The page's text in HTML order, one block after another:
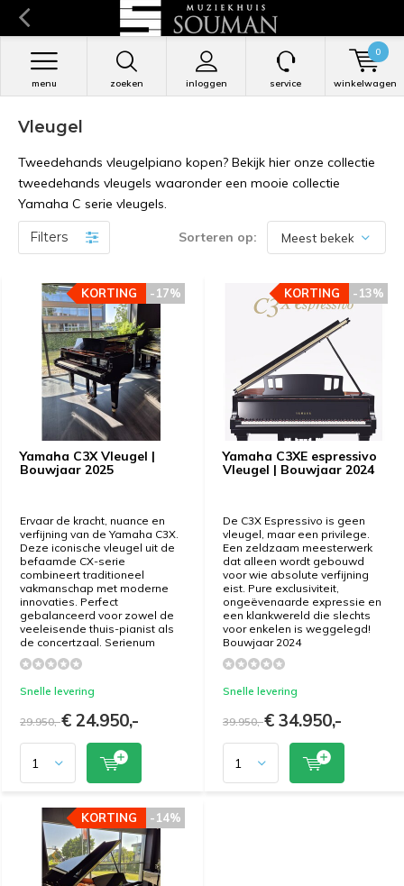
zoeken inloggen
menu service winkelwagen
0
Vleugel
Tweedehands vleugelpiano kopen? Bekijk hier onze collectie
tweedehands vleugels waaronder een mooie collectie
Yamaha C serie vleugels.
Filters Sorteren op:
Yamaha C3X Vleugel |
Bouwjaar 2025
Ervaar de kracht, nuance en
verfijning van de Yamaha C3X.
Deze iconische vleugel uit de
befaamde CX-serie
combineert traditioneel
vakmanschap met moderne
innovaties. Perfect
gebalanceerd voor zowel de
veeleisende thuis-pianist als
de concertzaal. Serienum
Snelle levering
-17%
KORTING
29.950,-€ 24.950,-
-17%
KORTING
Yamaha C3XE espressivo
Vleugel | Bouwjaar 2024
De C3X Espressivo is geen
vleugel, maar een privilege.
Een zeldzaam meesterwerk
dat alleen wordt gebouwd
voor wie absolute verfijning
eist. Pure exclusiviteit,
ongeëvenaarde expressie en
een klankwereld die slechts
voor enkelen is weggelegd!
Bouwjaar 2024
Snelle levering
-13%
KORTING
39.950,-€ 34.950,-
-13%
KORTING
-14%
KORTING -14%
KORTING